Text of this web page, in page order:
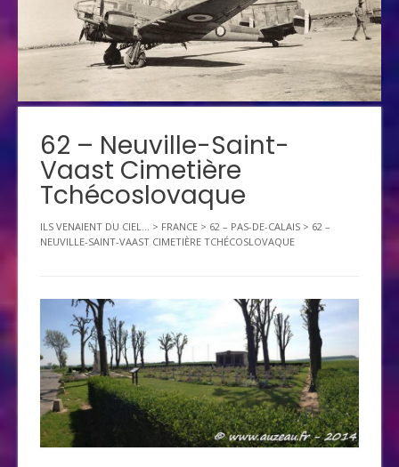
62 – Neuville-Saint-
Vaast Cimetière
Tchécoslovaque
ILS VENAIENT DU CIEL... > FRANCE > 62 – PAS-DE-CALAIS > 62 –
NEUVILLE-SAINT-VAAST CIMETIÈRE TCHÉCOSLOVAQUE